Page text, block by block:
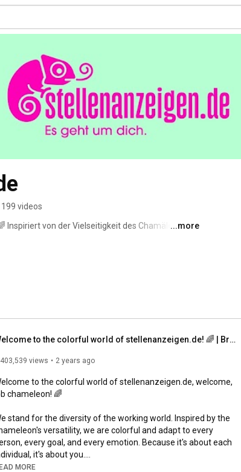
199 videos
Inspiriert von der Vielseitigkeit des Chamäleons
es geht um dich.
...more
Welcome to the colorful world of stellenanzeigen.de! 🌈 | Brand trailer
views 2 years ago
to the colorful world of stellenanzeigen.de, welcome,
chameleon! 🌈
stand for the diversity of the working world. Inspired by the
versatility, we are colorful and adapt to every
every goal, and every emotion. Because it's about each
it's about you.
MORE